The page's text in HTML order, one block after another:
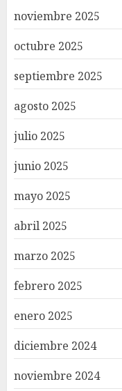
noviembre 2025
octubre 2025
septiembre 2025
agosto 2025
julio 2025
junio 2025
mayo 2025
abril 2025
marzo 2025
febrero 2025
enero 2025
diciembre 2024
noviembre 2024